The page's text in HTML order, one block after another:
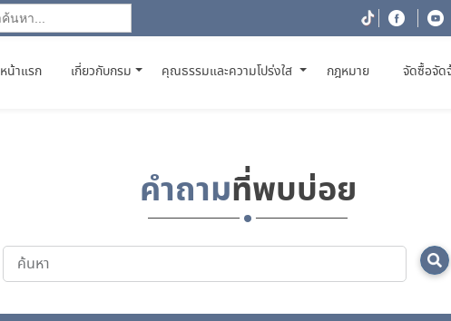
หน้าแรก(CURRENT)
เกี่ยวกับกรม คุณธรรมและความโปร่งใส กฎหมาย จัดซื้อจัด
คำถามที่พบบ่อย